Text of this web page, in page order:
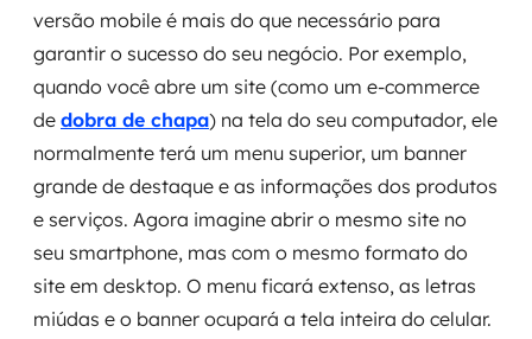
Monitoramento 24x7
Suporte a banco de dados
FinOps
Billing Cloud
Gestão de infraestrutura
versão mobile é mais do que necessário para
garantir o sucesso do seu negócio. Por exemplo,
quando você abre um site (como um e-commerce
de dobra de chapa) na tela do seu computador, ele
normalmente terá um menu superior, um banner
grande de destaque e as informações dos produtos
e serviços. Agora imagine abrir o mesmo site no
seu smartphone, mas com o mesmo formato do
site em desktop. O menu ficará extenso, as letras
miúdas e o banner ocupará a tela inteira do celular.